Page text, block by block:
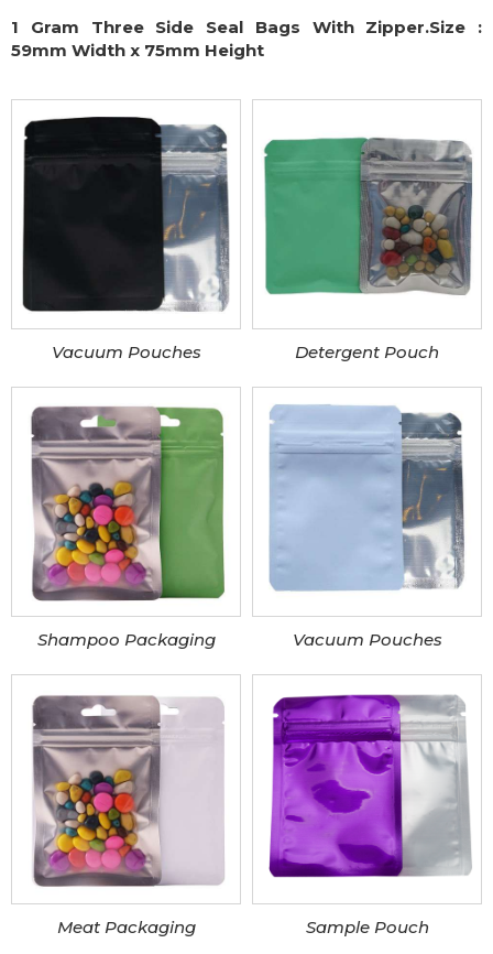
1 Gram Three Side Seal Bags With Zipper.Size :
59mm Width x 75mm Height
Vacuum Pouches Detergent Pouch
Shampoo Packaging Vacuum Pouches
Meat Packaging Sample Pouch